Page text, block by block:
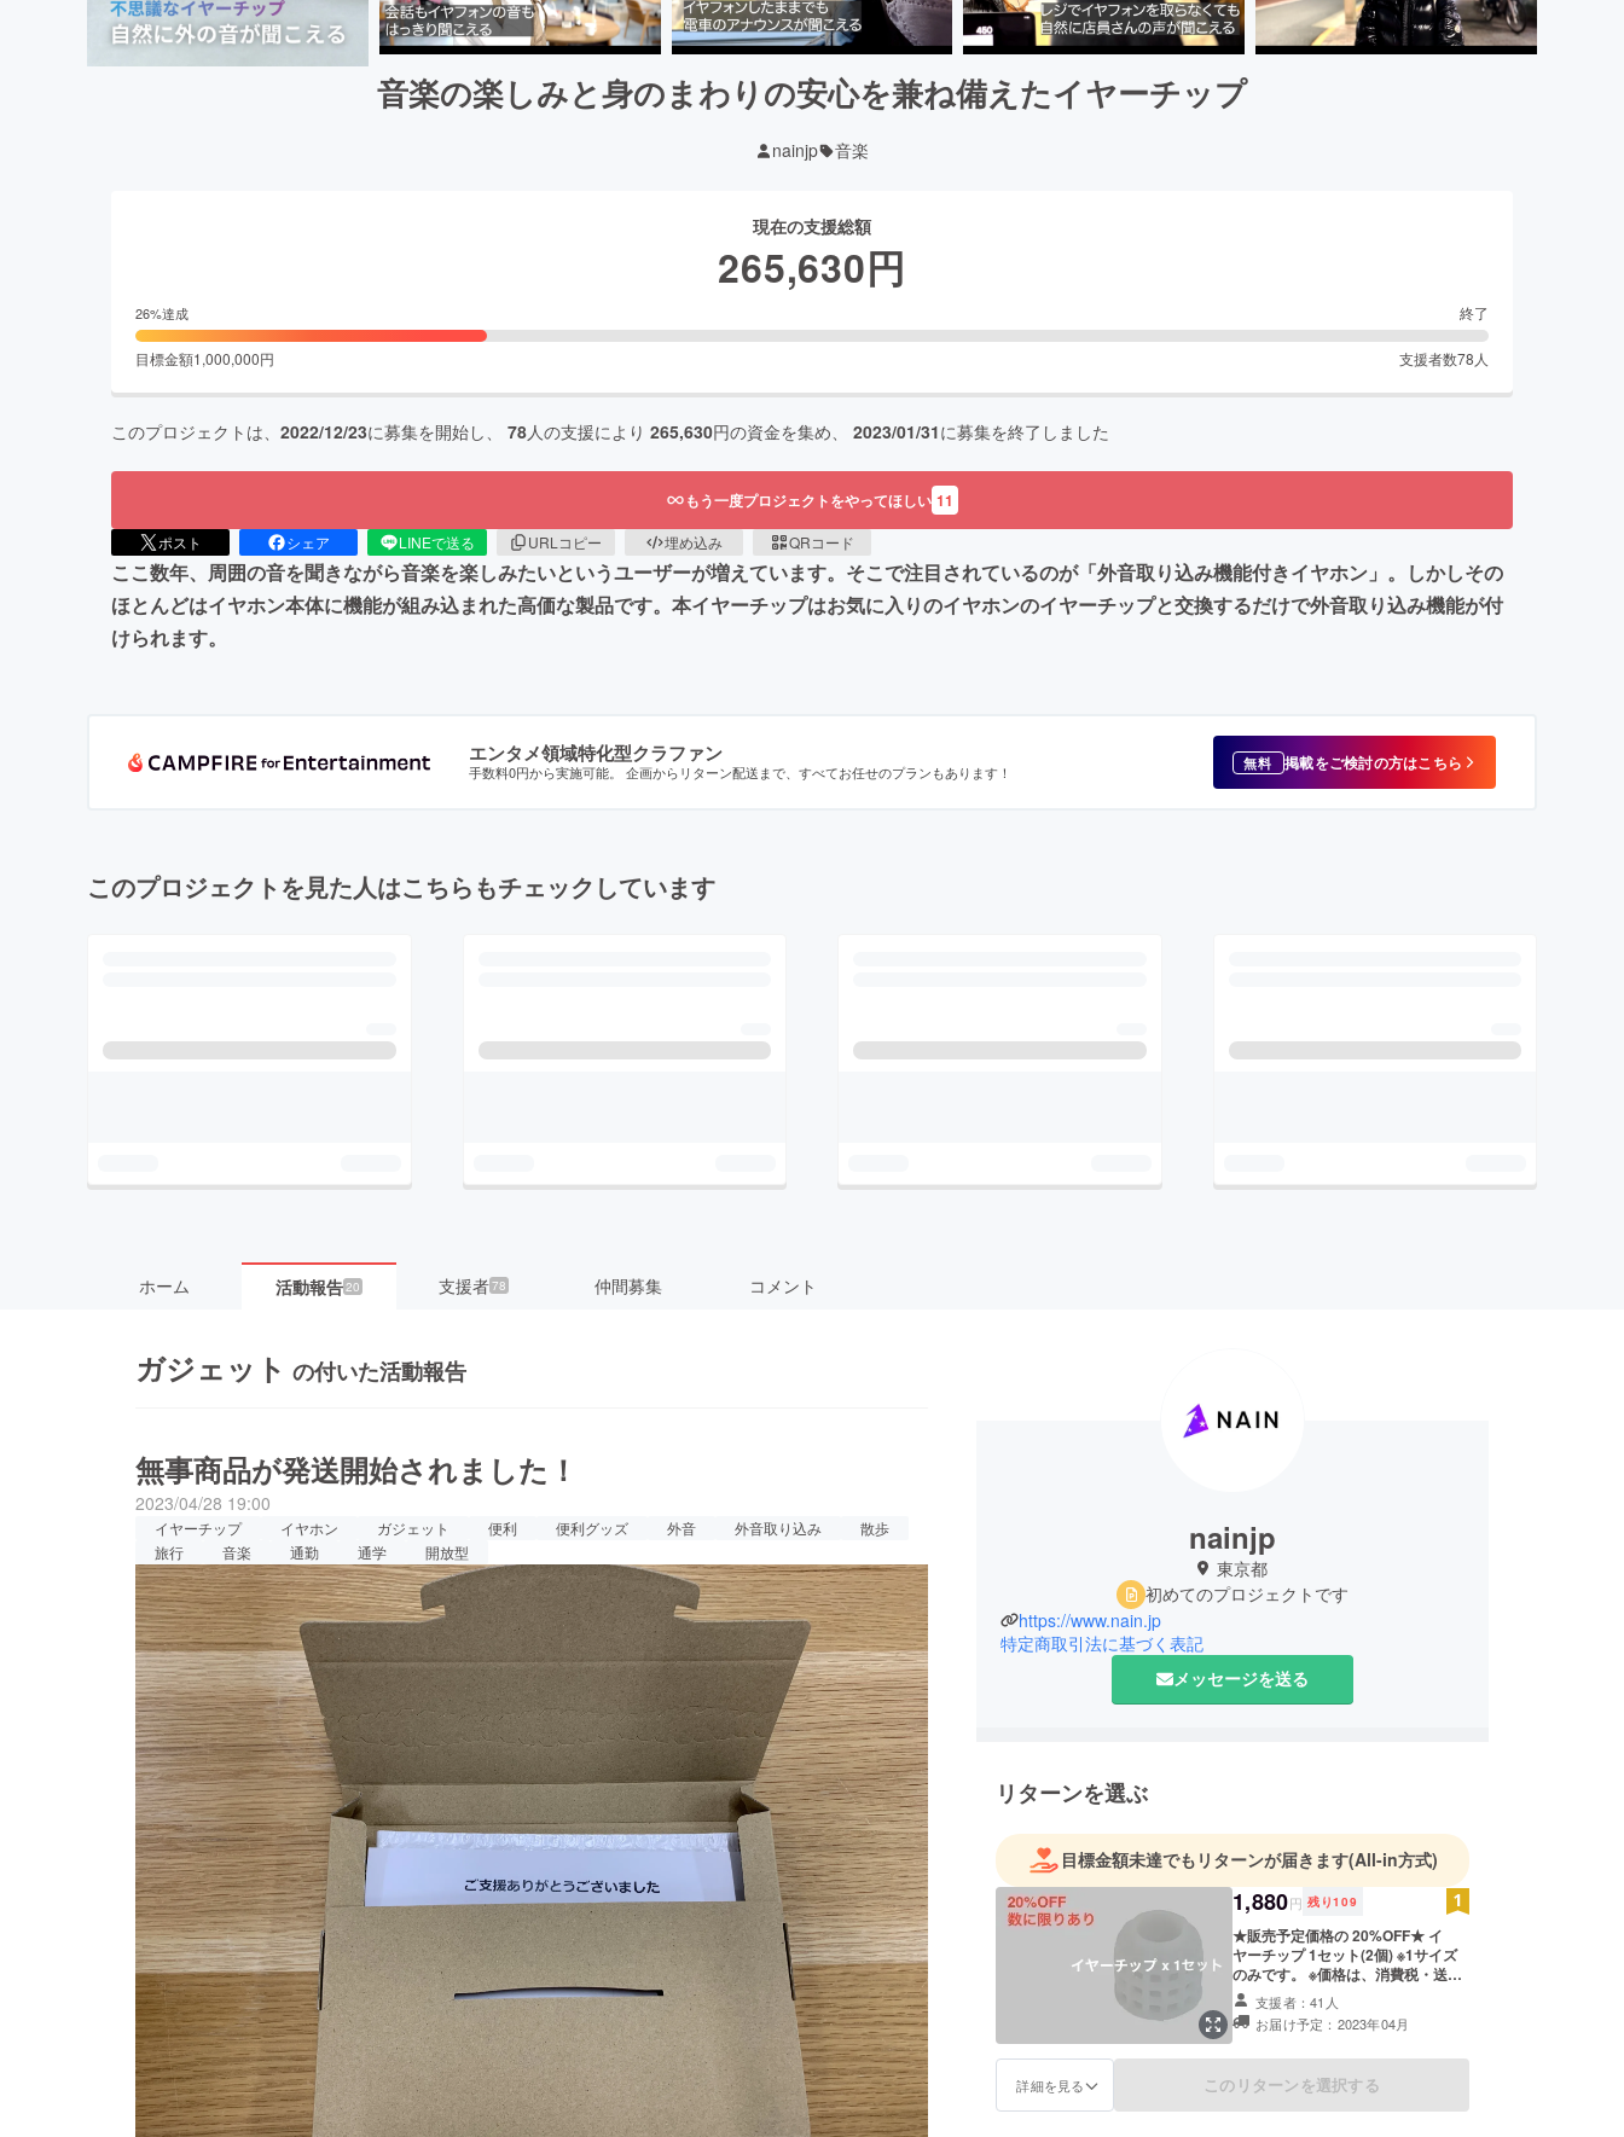
音楽の楽しみと身のまわりの安心を兼ね備えたイヤーチップ
nainjp 音楽
現在の支援総額
265,630円
26%達成 終了
目標金額1,000,000円 支援者数78 人
このプロジェクトは、 2022/12/23に募集を開始し、 78人の支援により 265,630円の資金を集め、 2023/01/31に募集を終了しました
もう一度プロジェクトをやってほしい 11
ポスト シェア LINEで送る URLコピー 埋め込み QRコード
ここ数年、周囲の音を聞きながら音楽を楽しみたいというユーザーが増えています。そこで注目されているのが「外音取り込み機能付きイヤホン」。しかしその
ほとんどはイヤホン本体に機能が組み込まれた高価な製品です。本イヤーチップはお気に入りのイヤホンのイヤーチップと交換するだけで外音取り込み機能が付
けられます。
エンタメ領域特化型クラファン
手数料0円から実施可能。 企画からリターン配送まで、すべてお任せのプランもあります！ 無料 掲載をご検討の方はこちら
このプロジェクトを見た人はこちらもチェックしています
ホーム 活動報告20 支援者78 仲間募集 コメント
ガジェット の付いた活動報告
無事商品が発送開始されました！
2023/04/28 19:00
イヤーチップ イヤホン ガジェット 便利 便利グッズ 外音 外音取り込み
散歩
旅行
音楽 通勤 通学 開放型 nainjp
東京都
初めてのプロジェクトです
https://www.nain.jp
特定商取引法に基づく表記
メッセージを送る
リターンを選ぶ
目標金額未達でもリターンが届きます(All-in方式)
1,880円 残り109
★販売予定価格の 20%OFF★ イ
ヤーチップ 1セット(2個) ※1サイズ
のみです。 ※価格は、消費税・送料
込みです。 ※画像はイメージです。
支援者：41人
お届け予定：2023年04月
詳細を見る このリターンを選択する